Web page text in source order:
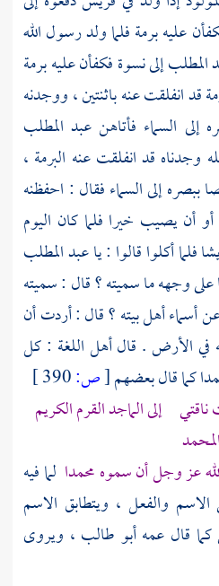
عليه برمة فلما ولد رسول الله
المطلبإلى نسوة فكفأن عليه برمة
قد انفلقت عنه باثنتين ، ووجدنه
السماء فأتاهن عبد المطلب
وجدناه قد انفلقت عنه البرمة ،
ببصره إلى السماء فقال : احفظنه
أن يصيب خيرا فلما كان اليوم
فلما أكلوا قالوا : ياعبد المطلب
على وجهه ما سميته ؟ قال : سميته
أسماء أهل بيته ؟ قال : أردت أن
في الأرض . قال أهل اللغة : كل
كما قال بعضهم[ص:
إلى الماجد القرم الكريم
المحمد
عز وجل أن سموهمحمدا لما فيه
والفعل ، ويتطابق الاسم
كما قال عمهأبو طالب ، ويروى